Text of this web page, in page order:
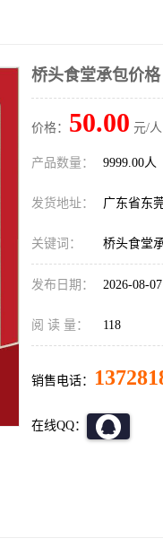
桥头食堂承包价
价格： 50.00 元/
产品数量： 9999.00人
发货地址： 广东省东
关键词： 桥头食堂
发布日期： 2026-08-07
阅 读 量： 118
销售电话：
在线QQ：